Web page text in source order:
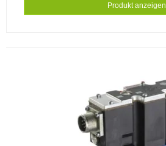
Produkt anzeigen